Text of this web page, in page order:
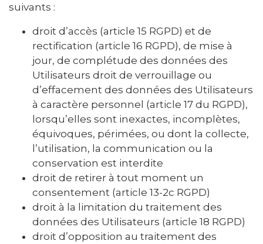
suivants :
droit d’accès (article 15 RGPD) et de
rectification (article 16 RGPD), de mise à
jour, de complétude des données des
Utilisateurs droit de verrouillage ou
d’effacement des données des Utilisateurs
à caractère personnel (article 17 du RGPD),
lorsqu’elles sont inexactes, incomplètes,
équivoques, périmées, ou dont la collecte,
l’utilisation, la communication ou la
conservation est interdite
droit de retirer à tout moment un
consentement (article 13-2c RGPD)
droit à la limitation du traitement des
données des Utilisateurs (article 18 RGPD)
droit d’opposition au traitement des